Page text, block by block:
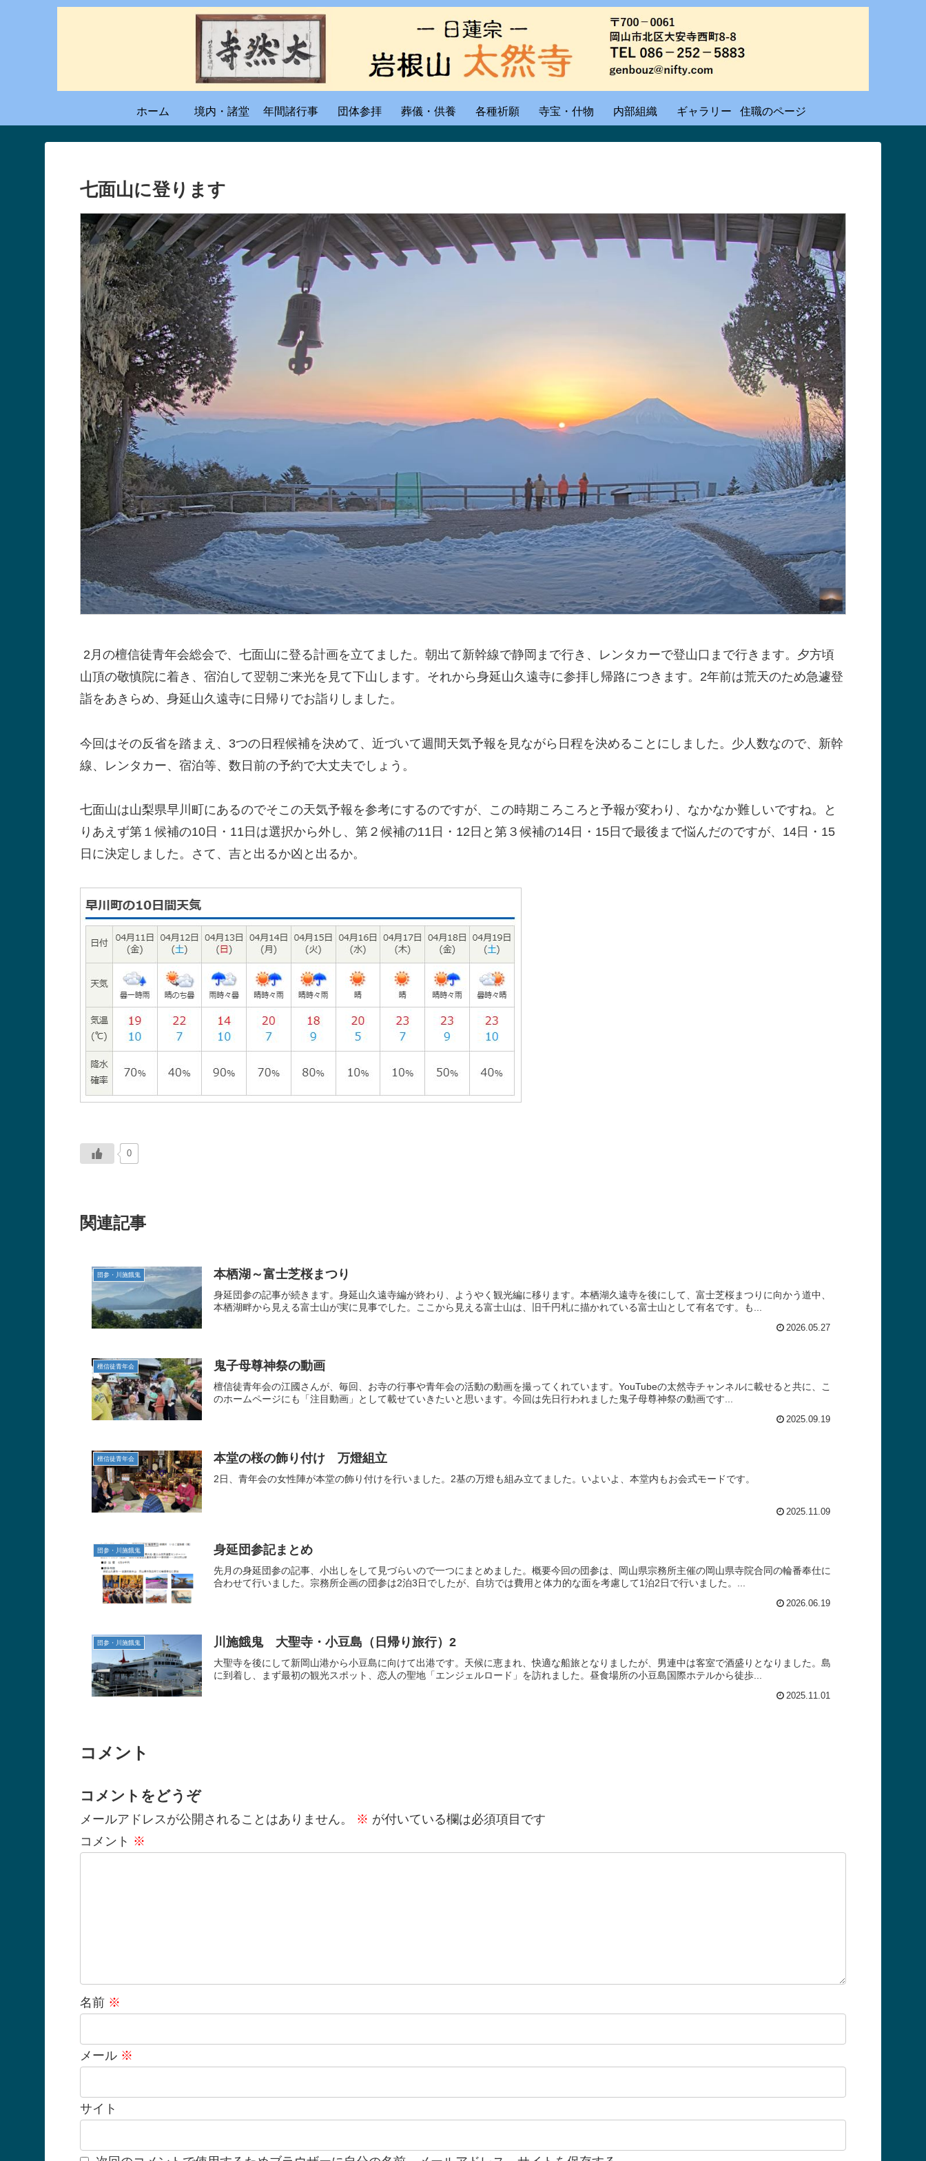
ホーム 境内・諸堂 年間諸行事 団体参拝 葬儀・供養 各種祈願 寺宝・什物 内部組織 ギャラリー 住職のページ
七面山に登ります
2月の檀信徒青年会総会で、七面山に登る計画を立てました。朝出て新幹線で静岡まで行き、レンタカーで登山口まで行きます。夕方頃
山頂の敬慎院に着き、宿泊して翌朝ご来光を見て下山します。それから身延山久遠寺に参拝し帰路につきます。2年前は荒天のため急遽登
詣をあきらめ、身延山久遠寺に日帰りでお詣りしました。
今回はその反省を踏まえ、3つの日程候補を決めて、近づいて週間天気予報を見ながら日程を決めることにしました。少人数なので、新幹
線、レンタカー、宿泊等、数日前の予約で大丈夫でしょう。
七面山は山梨県早川町にあるのでそこの天気予報を参考にするのですが、この時期ころころと予報が変わり、なかなか難しいですね。と
りあえず第１候補の10日・11日は選択から外し、第２候補の11日・12日と第３候補の14日・15日で最後まで悩んだのですが、14日・15
日に決定しました。さて、吉と出るか凶と出るか。
0
関連記事
団参・川施餓鬼 本栖湖～富士芝桜まつり
身延団参の記事が続きます。身延山久遠寺編が終わり、ようやく観光編に移ります。本栖湖久遠寺を後にして、富士芝桜まつりに向かう道中、
本栖湖畔から見える富士山が実に見事でした。ここから見える富士山は、旧千円札に描かれている富士山として有名です。も...
2026.05.27
檀信徒青年会 鬼子母尊神祭の動画
檀信徒青年会の江國さんが、毎回、お寺の行事や青年会の活動の動画を撮ってくれています。YouTubeの太然寺チャンネルに載せると共に、こ
のホームページにも「注目動画」として載せていきたいと思います。今回は先日行われました鬼子母尊神祭の動画です...
2025.09.19
檀信徒青年会 本堂の桜の飾り付け 万燈組立
2日、青年会の女性陣が本堂の飾り付けを行いました。2基の万燈も組み立てました。いよいよ、本堂内もお会式モードです。
2025.11.09
団参・川施餓鬼 身延団参記まとめ
先月の身延団参の記事、小出しをして見づらいので一つにまとめました。概要今回の団参は、岡山県宗務所主催の岡山県寺院合同の輪番奉仕に
合わせて行いました。宗務所企画の団参は2泊3日でしたが、自坊では費用と体力的な面を考慮して1泊2日で行いました。...
2026.06.19
団参・川施餓鬼 川施餓鬼 大聖寺・小豆島（日帰り旅行）2
大聖寺を後にして新岡山港から小豆島に向けて出港です。天候に恵まれ、快適な船旅となりましたが、男連中は客室で酒盛りとなりました。島
に到着し、まず最初の観光スポット、恋人の聖地「エンジェルロード」を訪れました。昼食場所の小豆島国際ホテルから徒歩...
2025.11.01
コメント
コメントをどうぞ
メールアドレスが公開されることはありません。 ※ が付いている欄は必須項目です
コメント ※
名前 ※
メール ※
サイト